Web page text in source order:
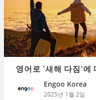
영어로 '새해 다짐'에
Engoo Korea
2025년 1월 2일